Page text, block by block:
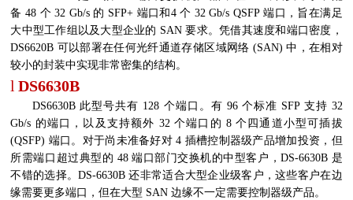
备 48 个 32 Gb/s 的 SFP+ 端口和 4个 32 Gb/s QSFP端口，旨在满足
大中型工作组以及大型企业的 SAN要求。凭借其速度和端口密度，
DS6620B 可以部署在任何光纤通道存储区域网络 (SAN)中，在相对
较小的封装中实现非常密集的结构。
l DS6630B
DS6630B 此型号共有 128 个端口。有 96 个标准 SFP 支持 32
Gb/s 的端口，以及支持额外 32 个端口的 8个四通道小型可插拔
(QSFP) 端口。对于尚未准备好对 4 插槽控制器级产品增加投资，但
所需端口超过典型的 48端口部门交换机的中型客户，DS-6630B 是
不错的选择。DS-6630B还非常适合大型企业级客户，这些客户在边
缘需要更多端口，但在大型 SAN边缘不一定需要控制器级产品。